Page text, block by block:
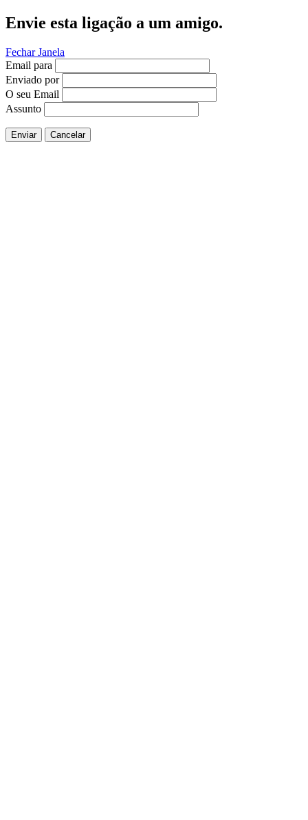
Envie esta ligação a um amigo.
Fechar Janela
Email para
Enviado por
O seu Email
Assunto
Enviar Cancelar